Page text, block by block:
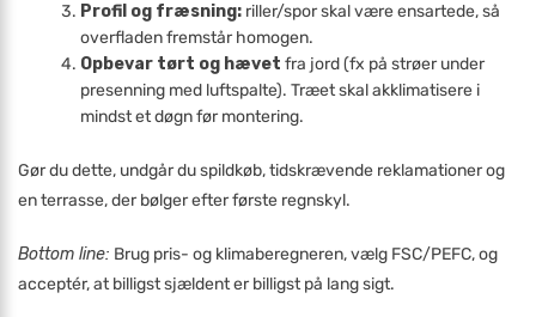
Profil og fræsning: riller/spor skal være ensartede, så
overfladen fremstår homogen.
Opbevar tørt og hævet fra jord (fx på strøer under
presenning med luftspalte). Træet skal akklimatisere i
mindst et døgn før montering.
Gør du dette, undgår du spildkøb, tidskrævende reklamationer og
en terrasse, der bølger efter første regnskyl.
Bottom line: Brug pris- og klimaberegneren, vælg FSC/PEFC, og
acceptér, at billigst sjældent er billigst på lang sigt.